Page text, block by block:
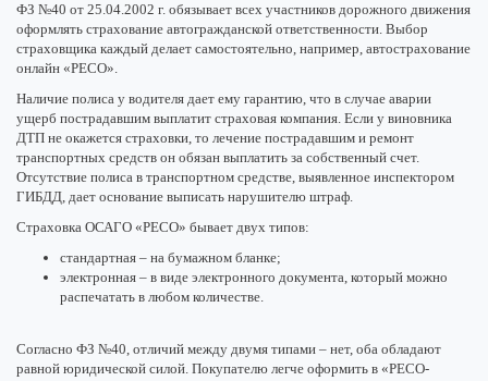
ФЗ №40 от 25.04.2002 г. обязывает всех участников дорожного движения
оформлять страхование автогражданской ответственности. Выбор
страховщика каждый делает самостоятельно, например, автострахование
онлайн «РЕСО».
Наличие полиса у водителя дает ему гарантию, что в случае аварии
ущерб пострадавшим выплатит страховая компания. Если у виновника
ДТП не окажется страховки, то лечение пострадавшим и ремонт
транспортных средств он обязан выплатить за собственный счет.
Отсутствие полиса в транспортном средстве, выявленное инспектором
ГИБДД, дает основание выписать нарушителю штраф.
Страховка ОСАГО «РЕСО» бывает двух типов:
стандартная – на бумажном бланке;
электронная – в виде электронного документа, который можно
распечатать в любом количестве.
Согласно ФЗ №40, отличий между двумя типами – нет, оба обладают
равной юридической силой. Покупателю легче оформить в «РЕСО-